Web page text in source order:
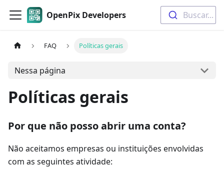
OpenPix Developers Buscar...
FAQ Políticas gerais
Nessa página
Políticas gerais
Por que não posso abrir uma conta?
Não aceitamos empresas ou instituições envolvidas
com as seguintes atividade: